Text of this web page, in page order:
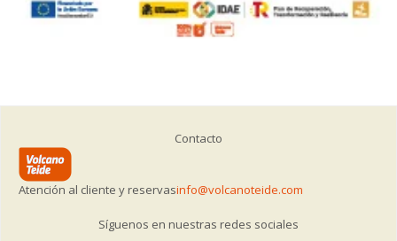
Contacto
Atención al cliente y reservasinfo@volcanoteide.com
Síguenos en nuestras redes sociales